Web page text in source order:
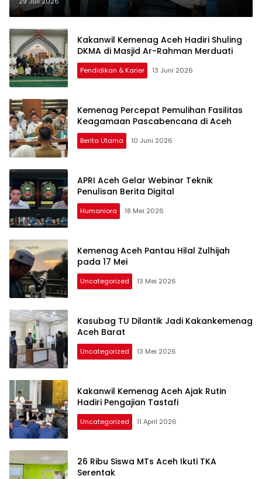
Kakanwil Kemenag Aceh Hadiri Shuling
DKMA di Masjid Ar-Rahman Merduati
Pendidikan & Karier 13 Juni 2026
Kemenag Percepat Pemulihan Fasilitas
Keagamaan Pascabencana di Aceh
Berita Utama 10 Juni 2026
APRI Aceh Gelar Webinar Teknik
Penulisan Berita Digital
Humaniora 18 Mei 2026
Kemenag Aceh Pantau Hilal Zulhijah
pada 17 Mei
Uncategorized 13 Mei 2026
Kasubag TU Dilantik Jadi Kakankemenag
Aceh Barat
Uncategorized 13 Mei 2026
Kakanwil Kemenag Aceh Ajak Rutin
Hadiri Pengajian Tastafi
Uncategorized 11 April 2026
26 Ribu Siswa MTs Aceh Ikuti TKA
Serentak